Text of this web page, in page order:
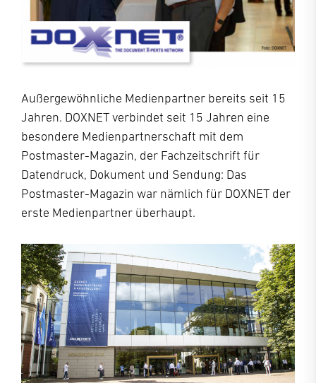
Außergewöhnliche Medienpartner bereits seit 15
Jahren. DOXNET verbindet seit 15 Jahren eine
besondere Medienpartnerschaft mit dem
Postmaster-Magazin, der Fachzeitschrift für
Datendruck, Dokument und Sendung: Das
Postmaster-Magazin war nämlich für DOXNET der
erste Medienpartner überhaupt.